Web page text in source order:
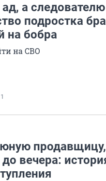
а следователю
подростка
на бобра
на СВО
1
вечера: